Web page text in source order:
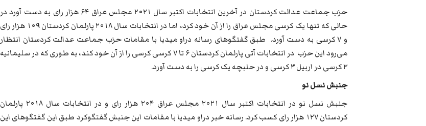
حزب جماعت عدالت کردستان در آخرین انتخابات اکتبر سال ۲۰۲۱ مجلس عراق ۶۴ هزار رای به دست آورد در
حالی که تنها یک کرسی مجلس عراق را از آن خود کرد، اما در انتخابات سال ۲۰۱۸ پارلمان کردستان ۱۰۹ هزار رای
و ۷ کرسی به دست آورد. طبق گفتگوهای رسانه دراو میدیا با مقامات حزب جماعت عدالت کردستان انتظار
می‌رود این حزب در انتخابات آتی پارلمان کردستان ۶ تا ۷ کرسی کرسی را از آن خود کند، به طوری که در سلیمانیه
۳ کرسی در اربیل ۳ کرسی و در حلبچه یک کرسی را به دست آورد.
جنبش نسل نو
جنبش نسل نو در انتخابات اکتبر سال ۲۰۲۱ مجلس عراق ۲۰۴ هزار رای و در انتخابات سال ۲۰۱۸ پارلمان
کردستان ۱۲۷ هزار رای کسب کرد. رسانه خبر دراو میدیا با مقامات این جنبش گفتگوکرد طبق این گفتگوهای این